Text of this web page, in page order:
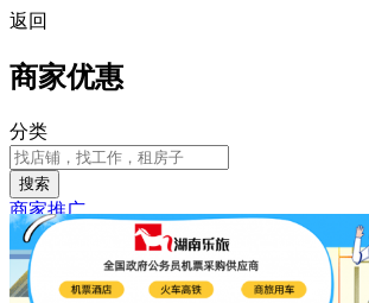
返回
商家优惠
分类
搜索
商家推广